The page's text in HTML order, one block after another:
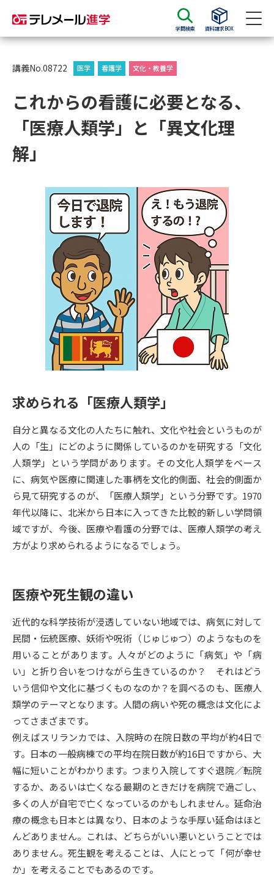
学問検索 資料請求BOX
資料請求
大学・短大の資料種類から請求
大学パンフ
大学・短大以外の資料から請求
専門学校の資料請求 大学院の資料請求
留学・進学関連、塾・予備校
大学入学共通テスト「受験案
内」の請求
大学入学共通テスト「受験上の
配慮案内」の請求
高等学校卒業程度認定試験
高等学校（情報）教員資格認定
大学研究 大学検索
大学で学べる内容や特徴を調べる
新増設大学・学部・学科特集
国際・グローバルに強い大学特
集
新学年スタート号特集ページ
（高3生用）
新学年スタート号特集ページ
（高2生用）
SELFBRAND特集ページ
オープンキャンパスなどを調べる
オープンキャンパス検索 実施プログラムから探す
来場型・Web型イベント特集 夢ナビライブ
受験準備 資料検索
志望校・出願校を調べる
講義No.08722 医学 看護学 文化・教養学
これからの看護に必要となる、
「医療人類学」と「異文化理
解」
求められる「医療人類学」
自分と異なる文化の人たちに触れ、文化や社会というものが
人の「生」にどのように関係しているのかを研究する「文化
人類学」という学問があります。その文化人類学をベース
に、病気や医療に関連した事柄を文化的側面、社会的側面か
ら見て研究するのが、「医療人類学」という分野です。1970
年代以降に、北米から日本に入ってきた比較的新しい学問領
域ですが、今後、医療や看護の分野では、医療人類学の考え
方がより求められるようになるでしょう。
医療や死生観の違い
近代的な科学技術が浸透していない地域では、病気に対して
民間・伝統医療、妖術や呪術（じゅじゅつ）のようなものを
用いることがあります。人々がどのように「病気」や「病
い」と折り合いをつけながら生きているのか？ それはどう
いう信仰や文化に基づくものなのか？を調べるのも、医療人
類学のテーマとなります。人間の病いや死の概念は文化によ
ってさまざまです。
例えばスリランカでは、入院時の在院日数の平均が約4日で
す。日本の一般病棟での平均在院日数が約16日ですから、大
幅に短いことがわかります。つまり入院してすぐ退院／転院
するか、あるいは亡くなる最期のときだけを病院で過ごし、
多くの人が自宅で亡くなっているのかもしれません。延命治
療の概念も日本とは異なり、日本のような手厚い延命はほと
んどありません。これは、どちらがいい悪いということでは
ありません。死生観を考えることは、人にとって「何が幸せ
か」を考えることでもあるのです。